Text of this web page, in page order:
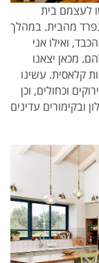
לעצמם בית
מהבית. במהלך
ואילו אני
מכאן יצאנו
קלאסית. עשינו
וכחולים, וכן
ובקימורים עדינים